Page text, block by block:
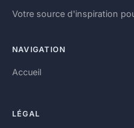
Votre source d'inspiration
NAVIGATION
Accueil
LÉGAL